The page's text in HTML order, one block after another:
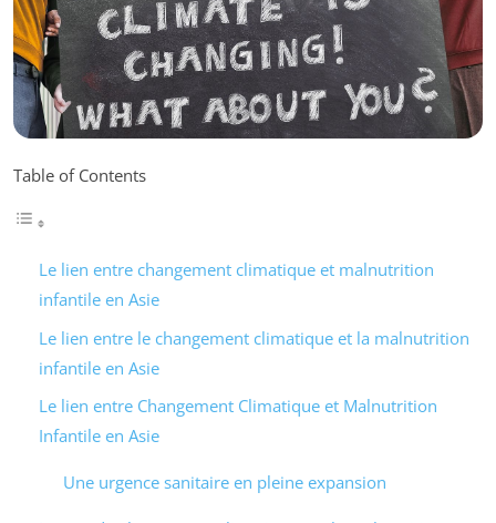
Table of Contents
Le lien entre changement climatique et malnutrition
infantile en Asie
Le lien entre le changement climatique et la malnutrition
infantile en Asie
Le lien entre Changement Climatique et Malnutrition
Infantile en Asie
Une urgence sanitaire en pleine expansion